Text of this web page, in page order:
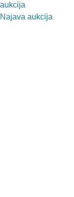
aukcija
Najava aukcija